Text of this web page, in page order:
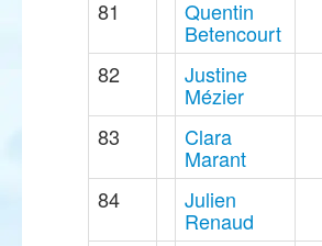
81
Quentin
Betencourt
82 Justine
Mézier
83 Clara
Marant
84 Julien
Renaud